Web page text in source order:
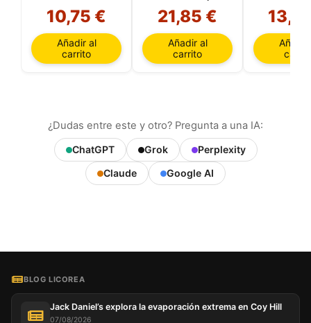
(Canarias)
10,75 €
Añadir al
carrito
21,85 €
Añadir al
carrito
Añadir
¿Dudas entre este y otro? Pregunta a una IA:
ChatGPT Grok
Perplexity
Claude
Google AI
BLOG LICOREA
Jack Daniel’s explora la evaporación extrema en Coy Hill
07/08/2026